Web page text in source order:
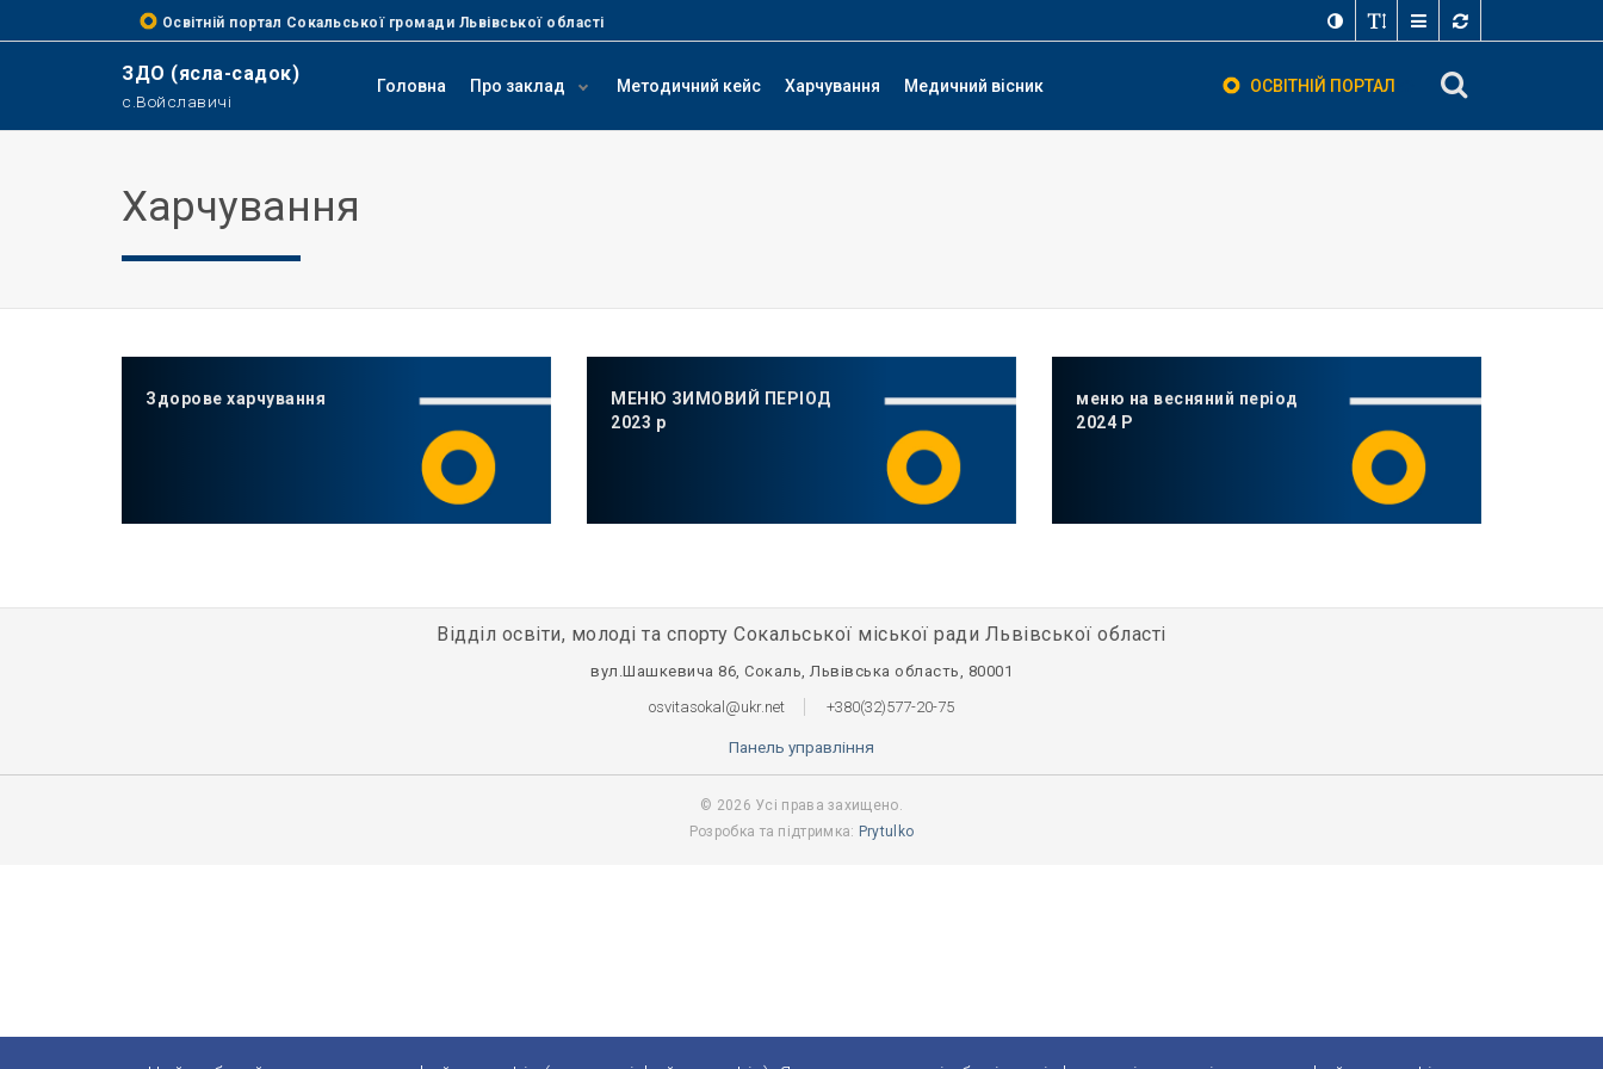
Освітній портал Сокальської громади Львівської області
ЗДО (ясла-садок)
с.Войславичі
Головна Про заклад Методичний кейс Харчування Медичний вісник ОСВІТНІЙ ПОРТАЛ
Харчування
Здорове харчування
МЕНЮ ЗИМОВИЙ ПЕРІОД
2023 р
меню на весняний період
2024 Р
Відділ освіти, молоді та спорту Сокальської міської ради Львівської області
вул.Шашкевича 86, Сокаль, Львівська область, 80001
osvitasokal@ukr.net
+380(32)577-20-75
Панель управління
© 2026 Усі права захищено.
Розробка та підтримка: Prytulko